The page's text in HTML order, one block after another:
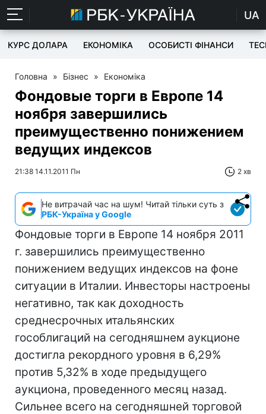
UA
КУРС ДОЛАРА ЕКОНОМІКА ОСОБИСТІ ФІНАНСИ
Головна » Бізнес » Економіка
Фондовые торги в Европе 14
ноября завершились
преимущественно понижением
ведущих индексов
21:38 14.11.2011 Пн 2 хв
Не витрачай час на шум! Читай тільки суть з
РБК-Україна у Google
Фондовые торги в Европе 14 ноября 2011
г. завершились преимущественно
понижением ведущих индексов на фоне
ситуации в Италии. Инвесторы настроены
негативно, так как доходность
среднесрочных итальянских
гособлигаций на сегодняшнем аукционе
достигла рекордного уровня в 6,29%
против 5,32% в ходе предыдущего
аукциона, проведенного месяц назад.
Сильнее всего на сегодняшней торговой